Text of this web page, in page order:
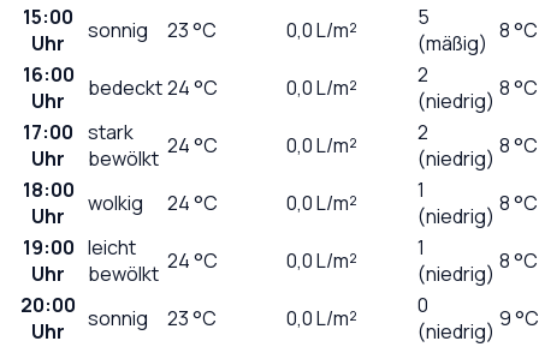
15:00
Uhr
sonnig 23°C 0,0L/m²
5
(mäßig) 8 °C
16:00
Uhr
bedeckt24°C 0,0L/m²
2
(niedrig) 8 °C
17:00
Uhr
stark
bewölkt 24°C 0,0L/m²
2
(niedrig) 8 °C
18:00
Uhr
wolkig 24°C 0,0L/m²
1
(niedrig) 8 °C
19:00
Uhr
leicht
bewölkt 24°C 0,0L/m²
1
(niedrig) 8 °C
20:00
Uhr
sonnig 23°C 0,0L/m²
0
(niedrig) 9 °C